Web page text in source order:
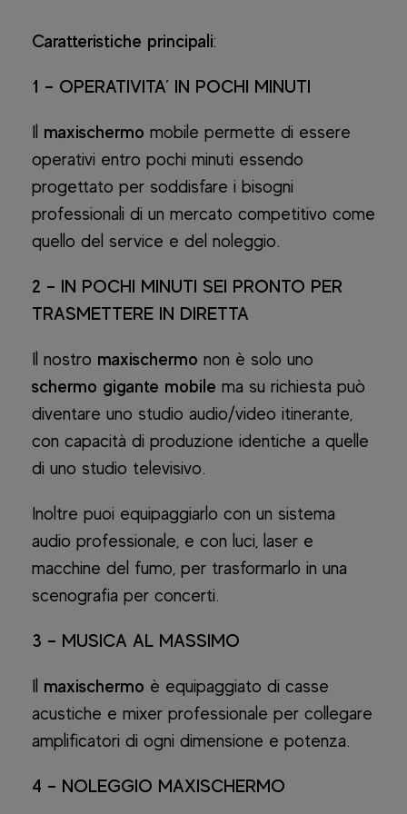
Caratteristiche principali:
1 – OPERATIVITA’ IN POCHI MINUTI
Il maxischermo mobile permette di essere
operativi entro pochi minuti essendo
progettato per soddisfare i bisogni
professionali di un mercato competitivo come
quello del service e del noleggio.
2 – IN POCHI MINUTI SEI PRONTO PER
TRASMETTERE IN DIRETTA
Il nostro maxischermo non è solo uno
schermo gigante mobile ma su richiesta può
diventare uno studio audio/video itinerante,
con capacità di produzione identiche a quelle
di uno studio televisivo.
Inoltre puoi equipaggiarlo con un sistema
audio professionale, e con luci, laser e
macchine del fumo, per trasformarlo in una
scenografia per concerti.
3 – MUSICA AL MASSIMO
Il maxischermo è equipaggiato di casse
acustiche e mixer professionale per collegare
amplificatori di ogni dimensione e potenza.
4 – NOLEGGIO MAXISCHERMO